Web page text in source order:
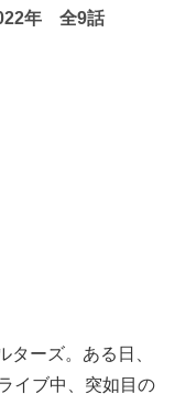
年 全9話
ーズ。ある日、
イブ中、突如目の